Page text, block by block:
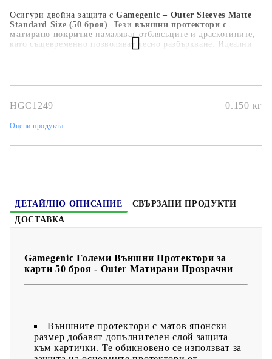
Осигури двойна защита сGamegenic – Outer Sleeves Matte
Standard Size (50 броя) . Тези външни протектори с
матирано покритие намаляват отблясъците и драскотините,
като същевременно позволяват лесно разбъркване. Идеални
добре защитени и естетично представени.
HGC1249 0.150 кг
Оцени продукта
ДЕТАЙЛНО ОПИСАНИЕ
СВЪРЗАНИ ПРОДУКТИ
ДОСТАВКА
Gamegenic Големи Външни Протектори за
карти 50 броя - Outer Матирани Прозрачни
Външните протектори с матов японски
размер добавят допълнителен слой защита
към картички. Те обикновено се използват за